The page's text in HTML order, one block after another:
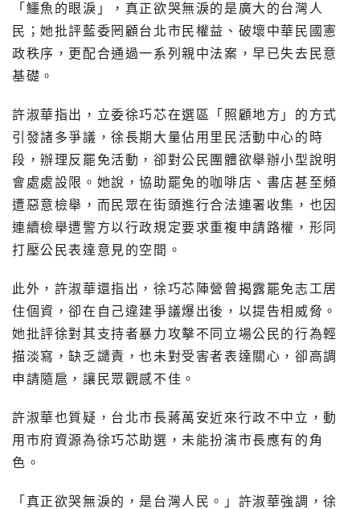
「鱷魚的眼淚」，真正欲哭無淚的是廣大的台灣人
民；她批評藍委罔顧台北市民權益、破壞中華民國憲
政秩序，更配合通過一系列親中法案，早已失去民意
基礎。
許淑華指出，立委徐巧芯在選區「照顧地方」的方式
引發諸多爭議，徐長期大量佔用里民活動中心的時
段，辦理反罷免活動，卻對公民團體欲舉辦小型說明
會處處設限。她說，協助罷免的咖啡店、書店甚至頻
遭惡意檢舉，而民眾在街頭進行合法連署收集，也因
連續檢舉遭警方以行政規定要求重複申請路權，形同
打壓公民表達意見的空間。
此外，許淑華還指出，徐巧芯陣營曾揭露罷免志工居
住個資，卻在自己違建爭議爆出後，以提告相威脅。
她批評徐對其支持者暴力攻擊不同立場公民的行為輕
描淡寫，缺乏譴責，也未對受害者表達關心，卻高調
申請隨扈，讓民眾觀感不佳。
許淑華也質疑，台北市長蔣萬安近來行政不中立，動
用市府資源為徐巧芯助選，未能扮演市長應有的角
色。
「真正欲哭無淚的，是台灣人民。」許淑華強調，徐